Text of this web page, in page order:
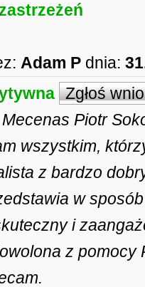
Adam P dnia:
Zgłoś
Piotr
wszystkim,
z bardzo
w
i
z pomocy